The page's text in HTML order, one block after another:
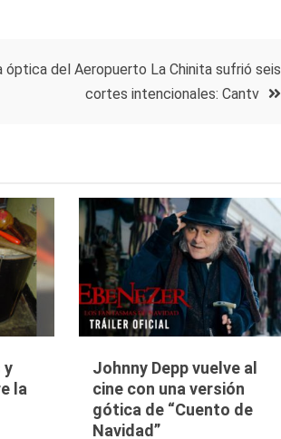
óptica del Aeropuerto La Chinita sufrió seis
cortes intencionales: Cantv
y
la
Johnny Depp vuelve al
cine con una versión
gótica de “Cuento de
Navidad”